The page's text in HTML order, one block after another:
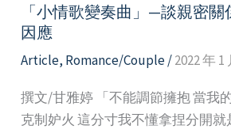
「小情歌變奏曲」—談親密
因應
Article, Romance/Couple/2022 年 1
撰文/甘雅婷 「不能調節擁抱 當我
克制妒火 這分寸我不懂拿捏分開